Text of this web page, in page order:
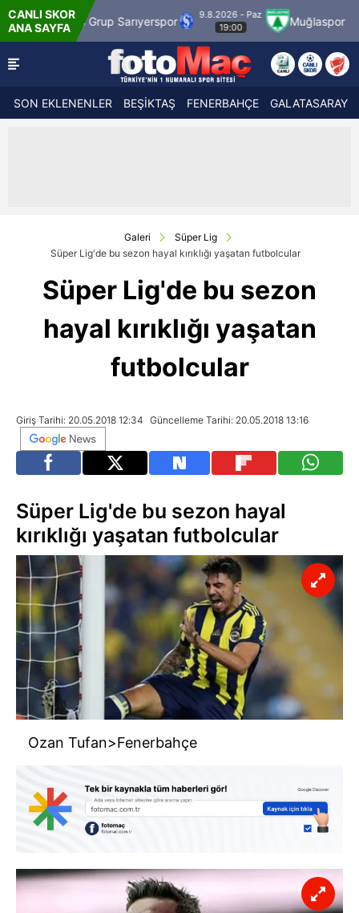
CANLI SKOR
ANA SAYFA
Sarıyerspor
9.8.2026 - Paz
19:00
Muğlaspor Vanspor
SON EKLENENLER BEŞİKTAŞ FENERBAHÇE GALATASARAY
Galeri
Süper Lig
Süper Lig'de bu sezon hayal kırıklığı yaşatan futbolcular
Süper Lig'de bu sezon
hayal kırıklığı yaşatan
futbolcular
Giriş Tarihi: 20.05.2018 12:34 Güncelleme Tarihi: 20.05.2018 13:16
Süper Lig'de bu sezon hayal
kırıklığı yaşatan futbolcular
Ozan Tufan>Fenerbahçe